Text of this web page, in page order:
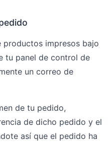
productos impresos bajo
tu panel de control de
un correo de
de tu pedido,
de dicho pedido y el
así que el pedido ha